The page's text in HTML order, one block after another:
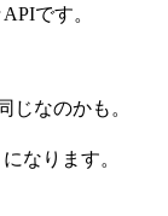
です。
じなのかも。
なります。